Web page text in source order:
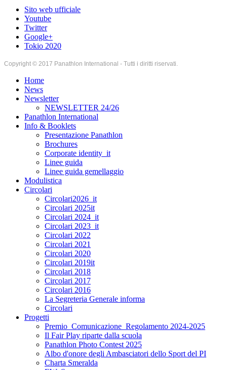
Sito web ufficiale
Youtube
Twitter
Google+
Tokio 2020
Copyright © 2017 Panathlon International - Tutti i diritti riservati.
Home
News
Newsletter
NEWSLETTER 24/26
Panathlon International
Info & Booklets
Presentazione Panathlon
Brochures
Corporate identity_it
Linee guida
Linee guida gemellaggio
Modulistica
Circolari
Circolari2026_it
Circolari 2025it
Circolari 2024_it
Circolari 2023_it
Circolari 2022
Circolari 2021
Circolari 2020
Circolari 2019it
Circolari 2018
Circolari 2017
Circolari 2016
La Segreteria Generale informa
Circolari
Progetti
Premio_Comunicazione_Regolamento 2024-2025
Il Fair Play riparte dalla scuola
Panathlon Photo Contest 2025
Albo d'onore degli Ambasciatori dello Sport del PI
Charta Smeralda